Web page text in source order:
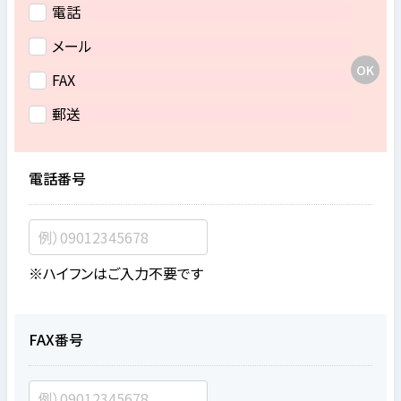
電話
メール
FAX
郵送
電話番号
※ハイフンはご入力不要です
FAX番号